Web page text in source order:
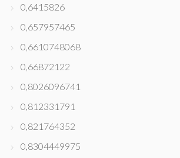
0,6415826
0,657957465
0,6610748068
0,66872122
0,8026096741
0,812331791
0,821764352
0,8304449975